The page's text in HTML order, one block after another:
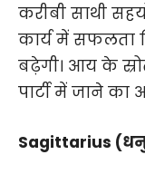
करीबी साथी
कार्य में सफलता
बढ़ेगी। आय के
पार्टी में जाने का
Sagittarius